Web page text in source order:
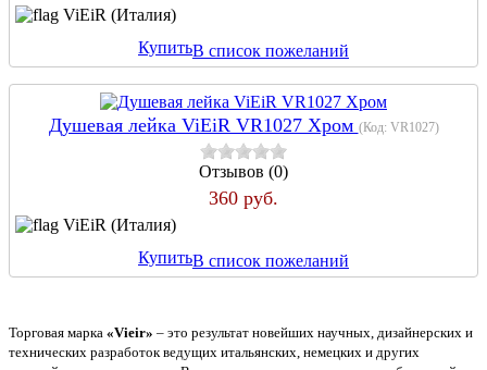
ViEiR (Италия)
КупитьВ список пожеланий
Душевая лейка ViEiR VR1027 Хром (Код: VR1027)
Отзывов (0)
360 руб.
ViEiR (Италия)
КупитьВ список пожеланий
Торговая марка «Vieir» – это результат новейших научных, дизайнерских и
технических разработок ведущих итальянских, немецких и других